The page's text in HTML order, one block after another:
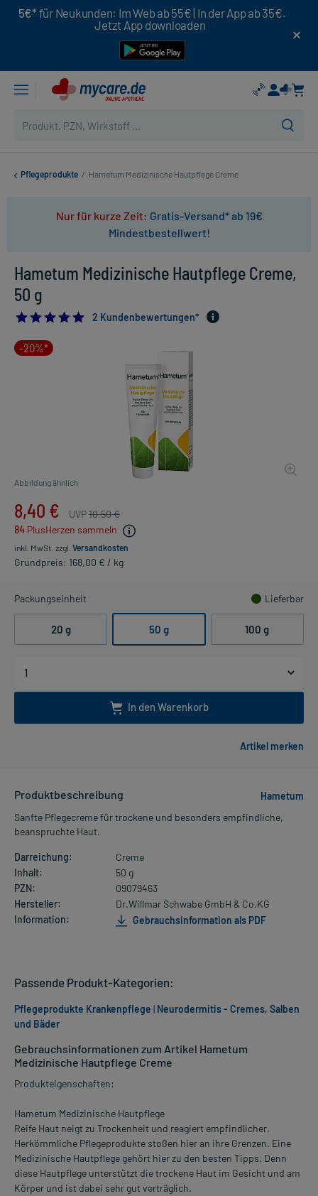
5€* für Neukunden: Im Web ab 55€ | In der App ab 35€.
Jetzt App downloaden
Pflegeprodukte / Hametum Medizinische Hautpflege Creme
Nur für kurze Zeit: Gratis-Versand* ab 19€
Mindestbestellwert!
Hametum Medizinische Hautpflege Creme,
50 g
5.0
2 Kundenbewertungen*
-20%*
Abbildung ähnlich
8,40 € UVP10,50 €
84 PlusHerzen sammeln
inkl. MwSt. zzgl. Versandkosten
Grundpreis: 168,00 € / kg
Packungseinheit Lieferbar
20 g 50 g 100 g
In den Warenkorb
Produktbeschreibung
Hametum
Sanfte Pflegecreme für trockene und besonders empfindliche,
beanspruchte Haut.
Darreichung:
Creme
Inhalt:
50 g
PZN:
09079463
Hersteller:
Dr.Willmar Schwabe GmbH & Co.KG
Information:
Gebrauchsinformation als PDF
Gebrauchsinformationen zum Artikel Hametum
Medizinische Hautpflege Creme
Produkteigenschaften:
Hametum Medizinische Hautpflege
Reife Haut neigt zu Trockenheit und reagiert empfindlicher.
Herkömmliche Pflegeprodukte stoßen hier an ihre Grenzen. Eine
Medizinische Hautpflege gehört hier zu den besten Tipps. Denn
diese Hautpflege unterstützt die trockene Haut im Gesicht und am
Körper und ist dabei sehr gut verträglich.
Passende Produkt-Kategorien:
Pflegeprodukte Krankenpflege | Neurodermitis - Cremes, Salben
und Bäder